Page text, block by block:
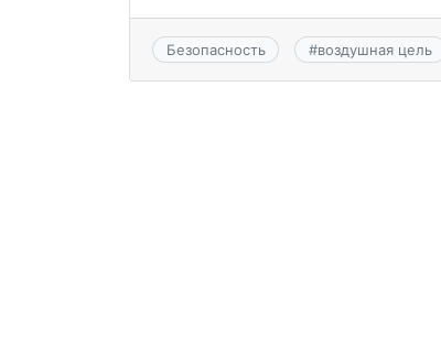
Безопасность #воздушная цель